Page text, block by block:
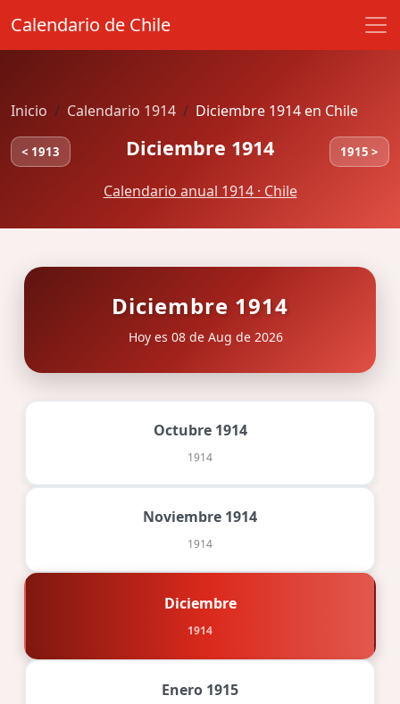
Calendario de Chile
Inicio Calendario 1914 Diciembre 1914 en Chile
< 1913 Diciembre 1914 1915 >
Calendario anual 1914 · Chile
Diciembre 1914
Hoy es 08 de Aug de 2026
Octubre 1914
1914
Noviembre 1914
1914
Diciembre
1914
Enero 1915